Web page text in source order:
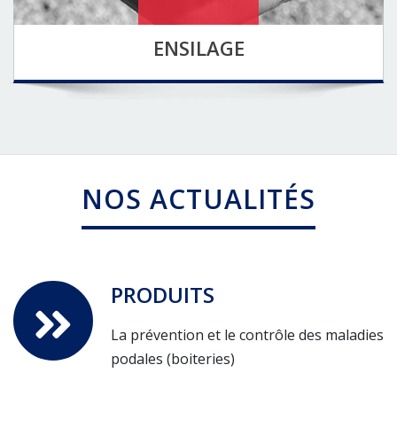
ENSILAGE
NOS ACTUALITÉS
PRODUITS
La prévention et le contrôle des maladies
podales (boiteries)